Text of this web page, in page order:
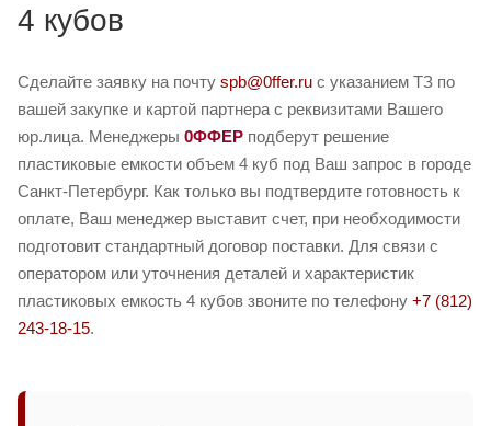
4 кубов
Сделайте заявку на почту spb@0ffer.ru с указанием ТЗ по
вашей закупке и картой партнера с реквизитами Вашего
юр.лица. Менеджеры 0ФФЕР подберут решение
пластиковые емкости объем 4 куб под Ваш запрос в городе
Санкт-Петербург. Как только вы подтвердите готовность к
оплате, Ваш менеджер выставит счет, при необходимости
подготовит стандартный договор поставки. Для связи с
оператором или уточнения деталей и характеристик
пластиковых емкость 4 кубов звоните по телефону +7 (812)
243-18-15.